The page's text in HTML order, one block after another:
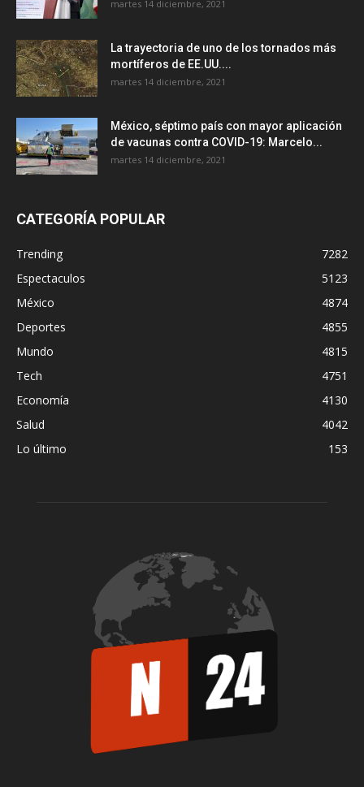
martes 14 diciembre, 2021
La trayectoria de uno de los tornados más
mortíferos de EE.UU....
martes 14 diciembre, 2021
México, séptimo país con mayor aplicación
de vacunas contra COVID-19: Marcelo...
martes 14 diciembre, 2021
CATEGORÍA POPULAR
Trending
7282
Espectaculos
5123
México
4874
Deportes
4855
Mundo
4815
Tech
4751
Economía
4130
Salud
4042
Lo último
153